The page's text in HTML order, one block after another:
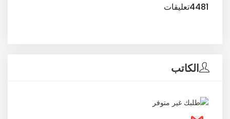
4481تعليقات
الكاتب